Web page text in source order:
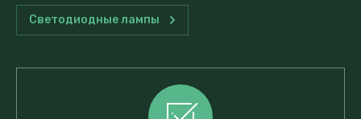
Светодиодные лампы